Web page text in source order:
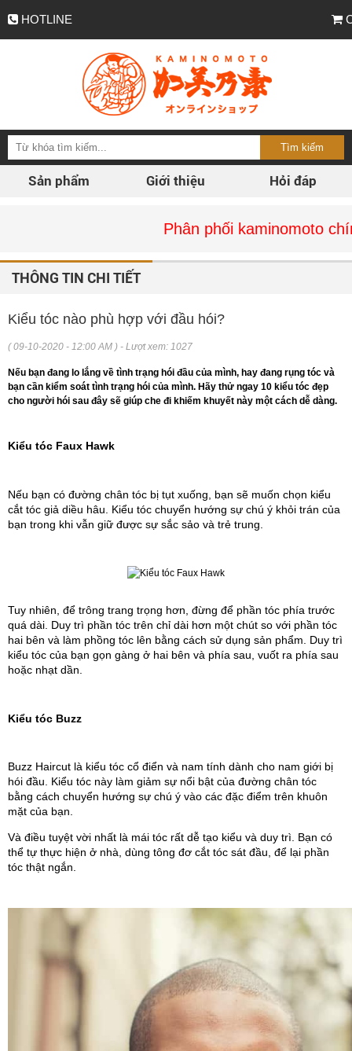
HOTLINE
Sản phẩm Giới thiệu Hỏi đáp
Phân phối kaminomoto chính hãng
THÔNG TIN CHI TIẾT
Kiểu tóc nào phù hợp với đầu hói?
( 09-10-2020 - 12:00 AM ) - Lượt xem: 1027
Nếu bạn đang lo lắng về tình trạng hói đầu của mình, hay đang rụng tóc và
bạn cần kiểm soát tình trạng hói của mình. Hãy thử ngay 10 kiểu tóc đẹp
cho người hói sau đây sẽ giúp che đi khiếm khuyết này một cách dễ dàng.
Kiểu tóc Faux Hawk
Nếu bạn có đường chân tóc bị tụt xuống, bạn sẽ muốn chọn kiểu
cắt tóc giả diều hâu. Kiểu tóc chuyển hướng sự chú ý khỏi trán của
bạn trong khi vẫn giữ được sự sắc sảo và trẻ trung.
Tuy nhiên, để trông trang trọng hơn, đừng để phần tóc phía trước
quá dài. Duy trì phần tóc trên chỉ dài hơn một chút so với phần tóc
hai bên và làm phồng tóc lên bằng cách sử dụng sản phẩm. Duy trì
kiểu tóc của bạn gọn gàng ở hai bên và phía sau, vuốt ra phía sau
hoặc nhạt dần.
Kiểu tóc Buzz
Buzz Haircut là kiểu tóc cổ điển và nam tính dành cho nam giới bị
hói đầu. Kiểu tóc này làm giảm sự nổi bật của đường chân tóc
bằng cách chuyển hướng sự chú ý vào các đặc điểm trên khuôn
mặt của bạn.
Và điều tuyệt vời nhất là mái tóc rất dễ tạo kiểu và duy trì. Bạn có
thể tự thực hiện ở nhà, dùng tông đơ cắt tóc sát đầu, để lại phần
tóc thật ngắn.